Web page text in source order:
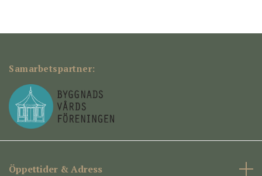
Samarbetspartner:
Öppettider & Adress